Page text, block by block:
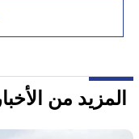
اندلع حريق كبير في
سيليكيان في يريفان
المزيد من